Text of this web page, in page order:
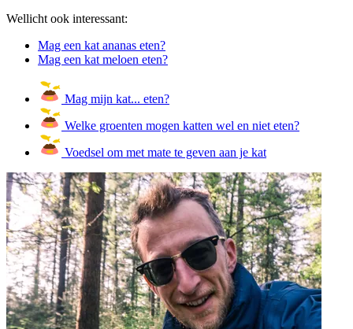
Wellicht ook interessant:
Mag een kat ananas eten?
Mag een kat meloen eten?
Mag mijn kat... eten?
Welke groenten mogen katten wel en niet eten?
Voedsel om met mate te geven aan je kat